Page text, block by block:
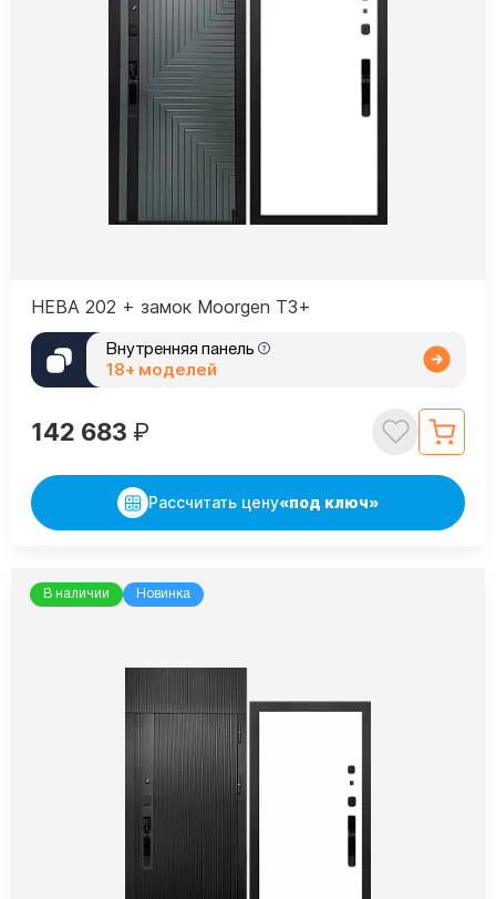
НЕВА 202 + замок Moorgen T3+
Внутренняя панель
18+ моделей
142 683 ₽
Рассчитать цену«под ключ»
В наличии Новинка